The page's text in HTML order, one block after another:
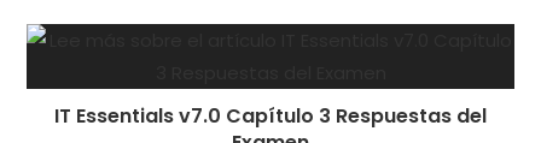
IT Essentials v7.0 Capítulo 3 Respuestas del